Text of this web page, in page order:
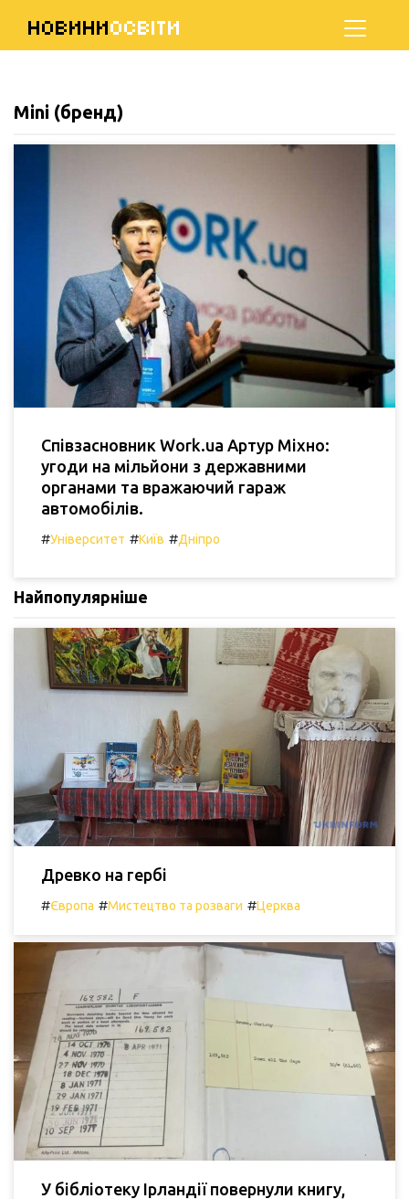
НОВИНИОСВІТИ
Mini (бренд)
Співзасновник Work.ua Артур Міхно:
угоди на мільйони з державними
органами та вражаючий гараж
автомобілів.
#Університет #Київ #Дніпро
Найпопулярніше
Древко на гербі
#Європа #Мистецтво та розваги #Церква
У бібліотеку Ірландії повернули книгу,